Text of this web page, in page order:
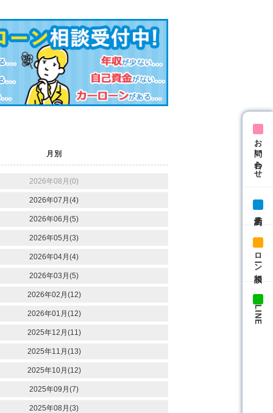
お問い合わせ
ローン相談
LINE
月別
2026年08月(0)
2026年07月(4)
2026年06月(5)
2026年05月(3)
2026年04月(4)
2026年03月(5)
2026年02月(12)
2026年01月(12)
2025年12月(11)
2025年11月(13)
2025年10月(12)
2025年09月(7)
2025年08月(3)